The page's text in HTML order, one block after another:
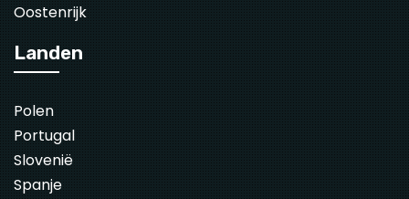
Oostenrijk
Landen
Polen
Portugal
Slovenië
Spanje